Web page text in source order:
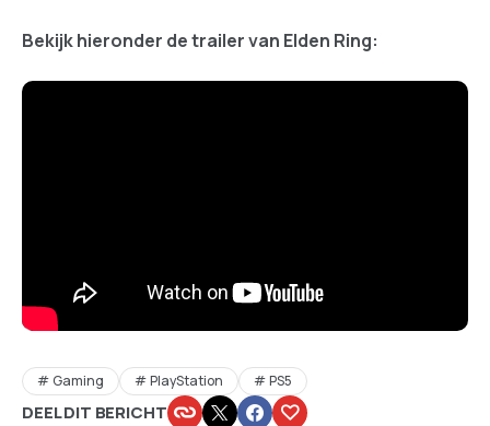
Bekijk hieronder de trailer van Elden Ring:
Gaming PlayStation PS5
DEEL DIT BERICHT